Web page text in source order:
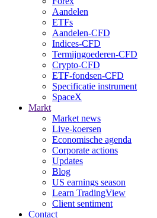
Aandelen
ETFs
Aandelen-CFD
Indices-CFD
Termijngoederen-CFD
Crypto-CFD
ETF-fondsen-CFD
Specificatie instrument
SpaceX
Markt
Market news
Live-koersen
Economische agenda
Corporate actions
Updates
Blog
US earnings season
Learn TradingView
Client sentiment
Contact